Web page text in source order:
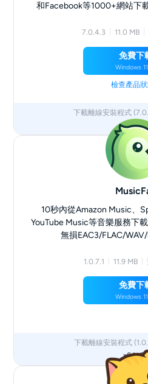
和Facebook等1000+網站下
7.0.4.3 11.0 MB
免費下
Windows
檢查產品
下載離線安裝程式
x64x86
10秒內從Amazon Music、
YouTube Music等音樂服務下
無損EAC3/FLAC/
1.0.7.1 11.9 MB
免費下
Windows
下載離線安裝程式
x64x86